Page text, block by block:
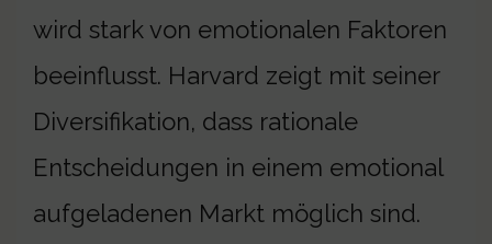
wird stark von emotionalen Faktoren
beeinflusst. Harvard zeigt mit seiner
Diversifikation, dass rationale
Entscheidungen in einem emotional
aufgeladenen Markt möglich sind.